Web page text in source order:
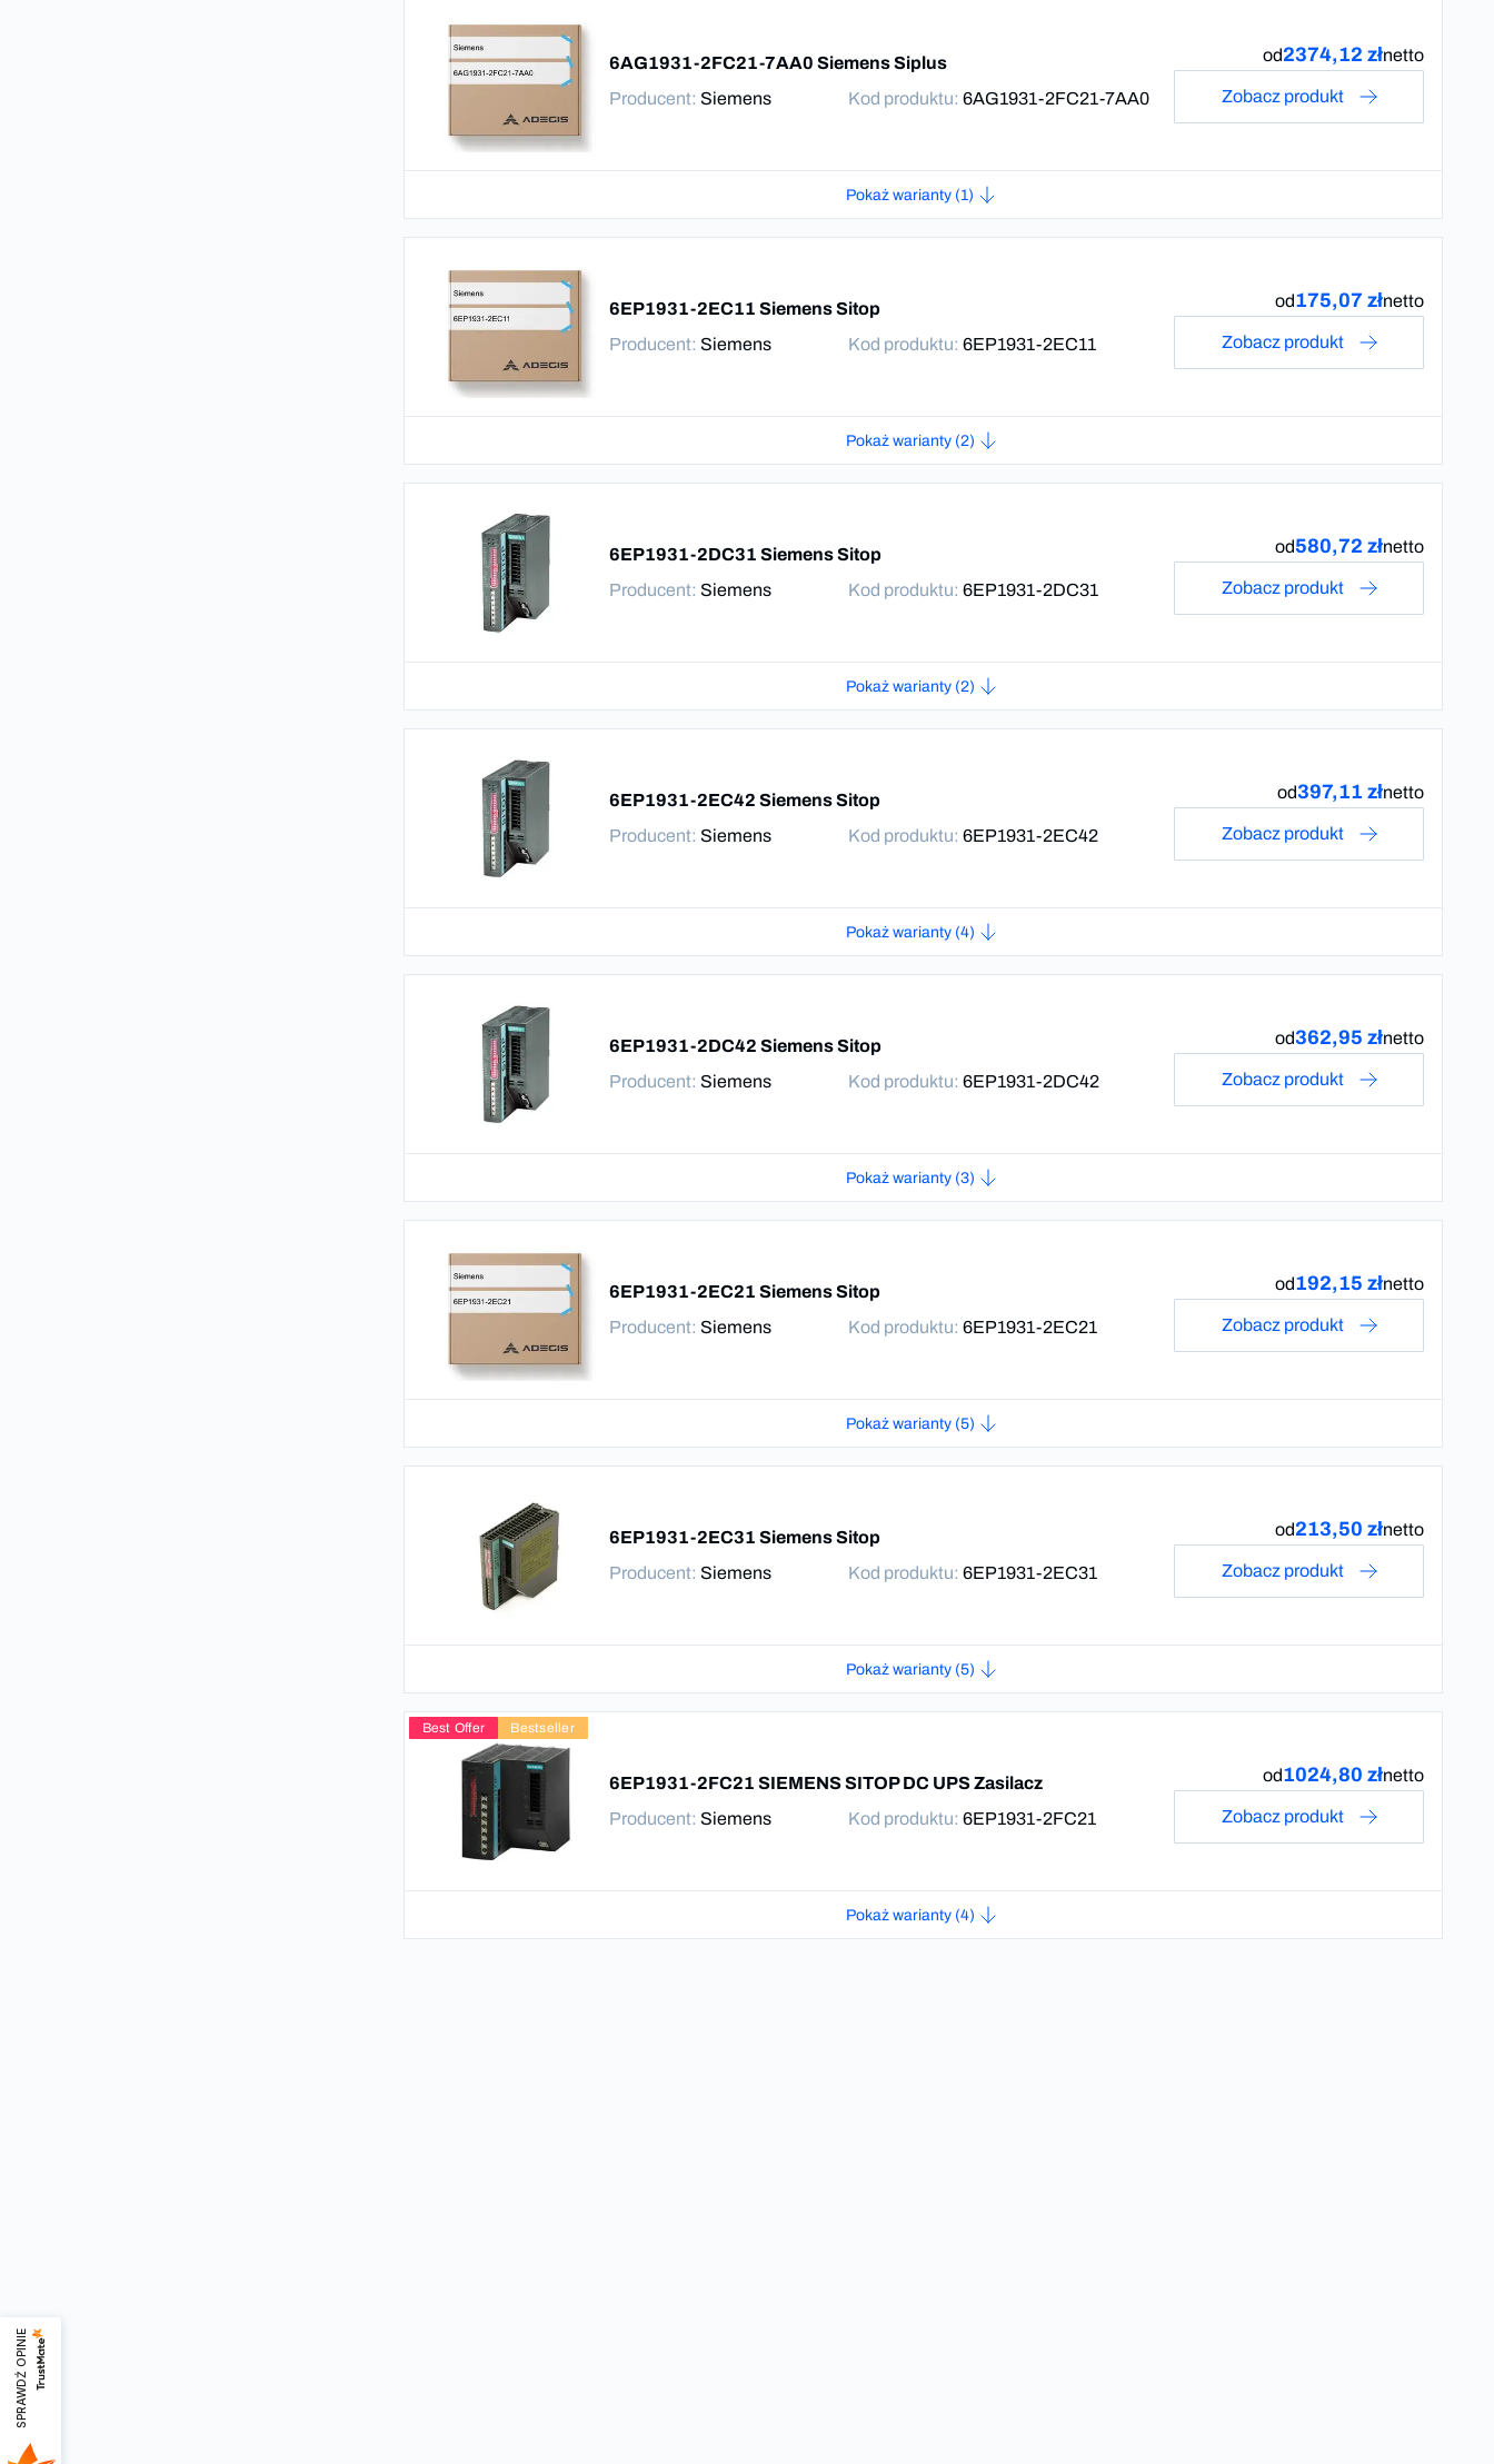
6AG1931-2FC21-7AA0 Siemens Siplus
Producent: Siemens Kod produktu:6AG1931-2FC21-7AA0
od2374,12 złnetto
Zobacz produkt
Pokaż warianty (1)
6EP1931-2EC11 Siemens Sitop
Producent: Siemens Kod produktu:6EP1931-2EC11
od175,07 złnetto
Zobacz produkt
Pokaż warianty (2)
6EP1931-2DC31 Siemens Sitop
Producent: Siemens Kod produktu:6EP1931-2DC31
od580,72 złnetto
Zobacz produkt
Pokaż warianty (2)
6EP1931-2EC42 Siemens Sitop
Producent: Siemens Kod produktu:6EP1931-2EC42
od397,11 złnetto
Zobacz produkt
Pokaż warianty (4)
6EP1931-2DC42 Siemens Sitop
Producent: Siemens Kod produktu:6EP1931-2DC42
od362,95 złnetto
Zobacz produkt
Pokaż warianty (3)
6EP1931-2EC21 Siemens Sitop
Producent: Siemens Kod produktu:6EP1931-2EC21
od192,15 złnetto
Zobacz produkt
Pokaż warianty (5)
6EP1931-2EC31 Siemens Sitop
Producent: Siemens Kod produktu:6EP1931-2EC31
od213,50 złnetto
Zobacz produkt
Pokaż warianty (5)
Best Offer Bestseller
6EP1931-2FC21 SIEMENS SITOP DC UPS Zasilacz
Producent: Siemens Kod produktu:6EP1931-2FC21
od1024,80 złnetto
Zobacz produkt
Pokaż warianty (4)
SPRAWDŹ OPINIE